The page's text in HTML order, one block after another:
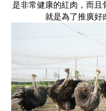
是非常健康的紅肉，而且
就是為了推廣好